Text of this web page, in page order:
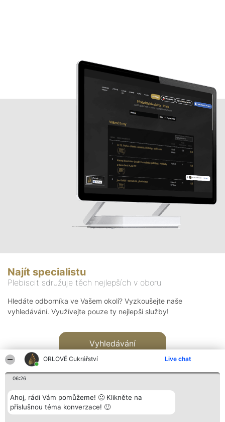
ORLOVÉ Cukrářství Live chat
06:26
Ahoj, rádi Vám pomůžeme! 🙂 Klikněte na
příslušnou téma konverzace! 🙂
Najít specialistu
Plebiscit sdružuje těch nejlepších v oboru
Hledáte odborníka ve Vašem okolí? Vyzkoušejte naše
vyhledávání. Využívejte pouze ty nejlepší služby!
Vyhledávání